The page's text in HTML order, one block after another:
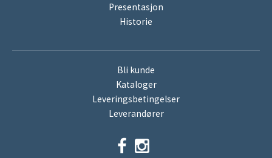
Presentasjon
Historie
Bli kunde
Kataloger
Leveringsbetingelser
Leverandører